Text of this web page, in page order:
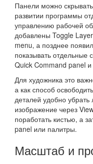
Панели можно
развитии программы
управлению рабочей
добавлены Toggle
menu, а позднее
показывать отдельные
Quick Command panel и
Для художника это
а как способ
деталей удобно
изображение через
поработать кистью, а
panel или палитры.
Масштаб и